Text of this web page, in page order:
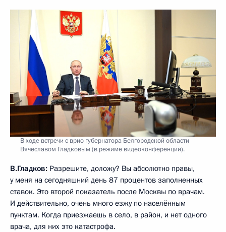
В ходе встречи с врио губернатора Белгородской области
Вячеславом Гладковым (в режиме видеоконференции).
В.Гладков: Разрешите, доложу? Вы абсолютно правы,
у меня на сегодняшний день 87 процентов заполненных
ставок. Это второй показатель после Москвы по врачам.
И действительно, очень много езжу по населённым
пунктам. Когда приезжаешь в село, в район, и нет одного
врача, для них это катастрофа.